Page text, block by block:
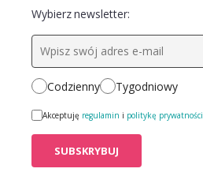
Wybierz newsletter:
Codzienny Tygodniowy
Akceptuję regulamin i politykę prywatności